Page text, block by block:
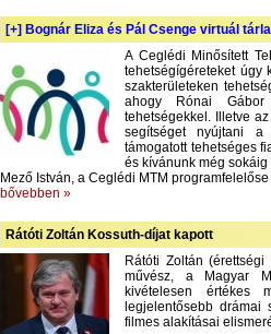
[+] Bognár Eliza és Pál Csenge virtuál
A Ceglédi Minősített
tehetségígéreteket úgy
szakterületeken
ahogy Rónai Gábor
tehetségekkel. Illetve
segítséget nyújtani a
támogatott tehetséges
és kívánunk még
Mező István, a Ceglédi MTM programfelelőse
bővebben »
Rátóti Zoltán Kossuth-díjat kapott
Rátóti Zoltán
művész, a Magyar
kivételesen értékes
legjelentősebb drámai
filmes alakításai